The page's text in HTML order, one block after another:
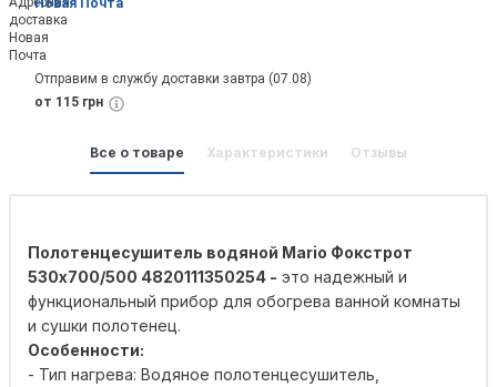
Новая Почта
Отправим в службу доставки завтра (07.08)
от 115 грн
Все о товаре Характеристики Отзывы
Полотенцесушитель водяной Mario Фокстрот
530х700/500 4820111350254 - это надежный и
функциональный прибор для обогрева ванной комнаты
и сушки полотенец.
Особенности:
- Тип нагрева: Водяное полотенцесушитель,